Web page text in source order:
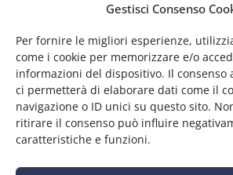
Gestisci Consenso
Per fornire le migliori esperienze,
come i cookie per memorizzare e/o
informazioni del dispositivo. Il consenso
ci permetterà di elaborare dati come il
navigazione o ID unici su questo sito.
ritirare il consenso può influire
caratteristiche e funzioni.
Chi siamo
Il nostro staff
Guida TV
Contatti